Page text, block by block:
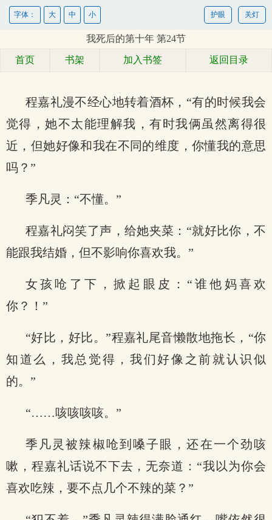
关灯
护眼
字体： 大 中 小
我死后的第十年 第24节
首页 书架 加入书签 返回目录
程嘉礼漫不经心地转着酒杯，“有的时候我会
觉得，她不太能理解我，有时我俩虽然离得很
近，但她好像和我在不同的维度，你懂我的意思
吗？”
季凡灵：“不懂。”
程嘉礼闷笑了声，给她夹菜：“就好比你，不
能跟我结婚，但不影响你喜欢我。”
女孩呛了下，掀起眼皮：“谁他妈喜欢
你？！”
“好比，好比。”程嘉礼尾音懒散地拖长，“你
知道么，我总觉得，我们好像之前就认识似
的。”
“……咳咳咳咳。”
季凡灵被辣椒呛到嗓子眼，还在一个劲咳
嗽，程嘉礼话说不下去，无奈道：“我以为你会
喜欢吃辣，要不点几个不辣的菜？”